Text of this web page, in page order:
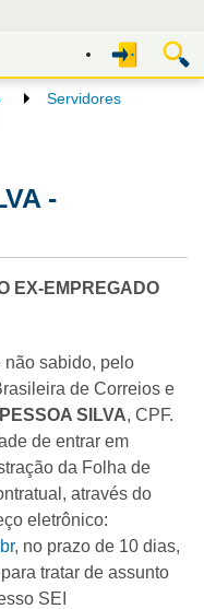
Servidores
-
EX-EMPREGADO
não sabido, pelo
de Correios e
SILVA, CPF.
de entrar em
da Folha de
através do
eletrônico:
, no prazo de 10 dias,
tratar de assunto
SEI